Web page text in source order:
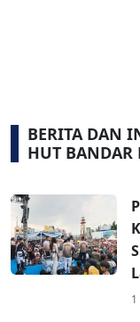
BERITA DAN
HUT BANDAR